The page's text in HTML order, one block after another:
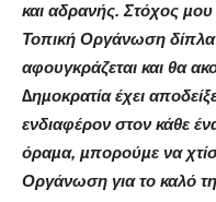
και αδρανής. Στόχος µου
Τοπική Οργάνωση
αφουγκράζεται και θα
∆ηµοκρατία έχει
ενδιαφέρον στον κάθε
όραµα, µπορούµε να
Οργάνωση για το καλό